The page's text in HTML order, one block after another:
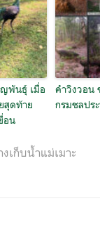
ญพันธุ์ เมื่อ
สุดท้าย
อน
คำวิงวอน
กรมชลปร
งเก็บน้ำแม่เมาะ